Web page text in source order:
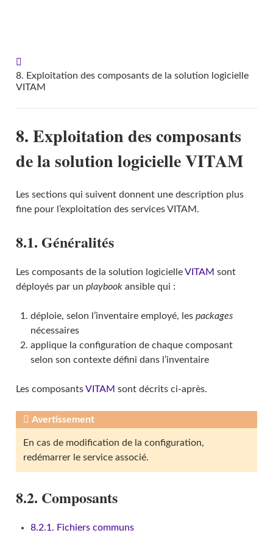
8. Exploitation des composants de la solution logicielle
VITAM
8. Exploitation des composants
de la solution logicielle VITAM
Les sections qui suivent donnent une description plus
fine pour l’exploitation des services VITAM.
8.1. Généralités
Les composants de la solution logicielleVITAM sont
déployés par un playbookansible qui :
déploie, selon l’inventaire employé, les packages
nécessaires
applique la configuration de chaque composant
selon son contexte défini dans l’inventaire
Les composantsVITAM sont décrits ci-après.
Avertissement
En cas de modification de la configuration,
redémarrer le service associé.
8.2. Composants
8.2.1. Fichiers communs